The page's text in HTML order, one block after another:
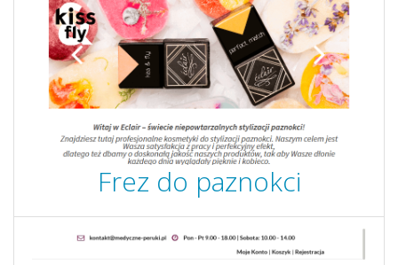
Frez do paznokci